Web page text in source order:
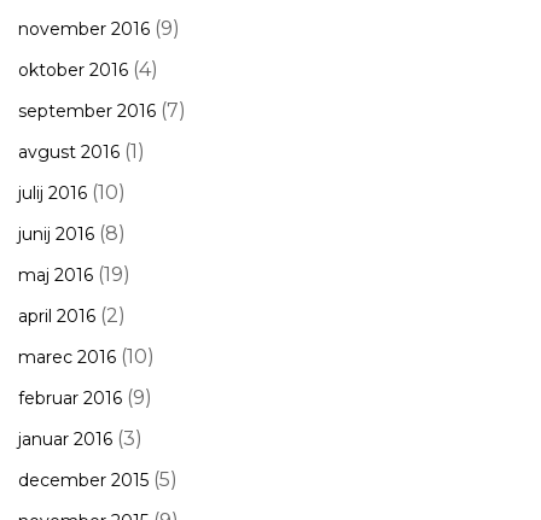
november 2016 (9)
oktober 2016 (4)
september 2016 (7)
avgust 2016 (1)
julij 2016 (10)
junij 2016 (8)
maj 2016 (19)
april 2016 (2)
marec 2016 (10)
februar 2016 (9)
januar 2016 (3)
december 2015 (5)